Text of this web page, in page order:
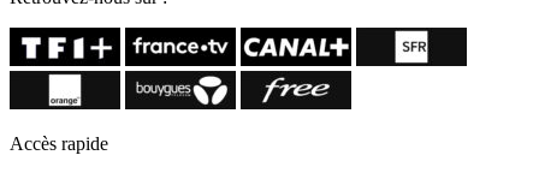
Accès rapide